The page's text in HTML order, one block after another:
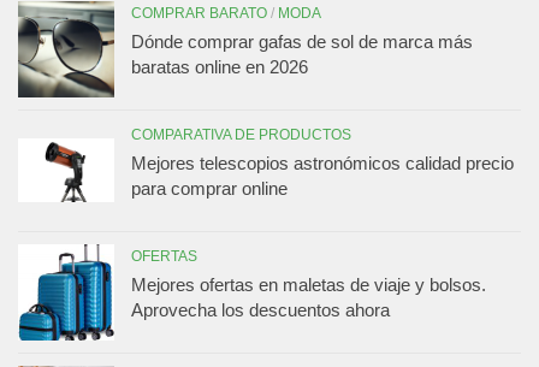
COMPRAR BARATO / MODA
Dónde comprar gafas de sol de marca más
baratas online en 2026
COMPARATIVA DE PRODUCTOS
Mejores telescopios astronómicos calidad precio
para comprar online
OFERTAS
Mejores ofertas en maletas de viaje y bolsos.
Aprovecha los descuentos ahora